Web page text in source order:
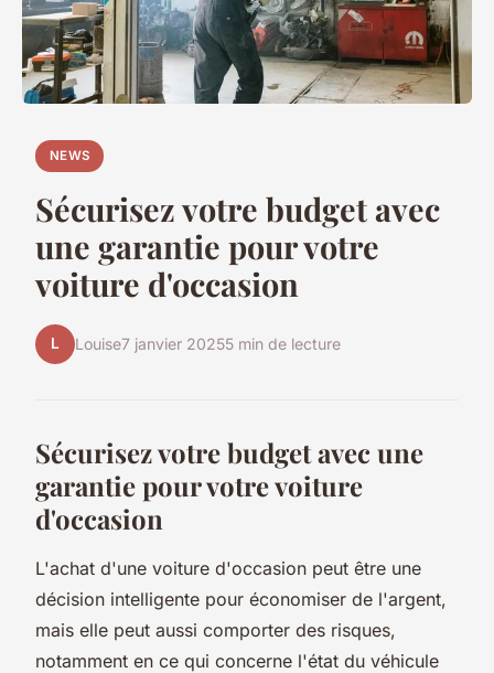
NEWS
Sécurisez votre budget avec
une garantie pour votre
voiture d'occasion
L Louise7 janvier 20255 min de lecture
Sécurisez votre budget avec une
garantie pour votre voiture
d'occasion
L'achat d'une voiture d'occasion peut être une
décision intelligente pour économiser de l'argent,
mais elle peut aussi comporter des risques,
notamment en ce qui concerne l'état du véhicule